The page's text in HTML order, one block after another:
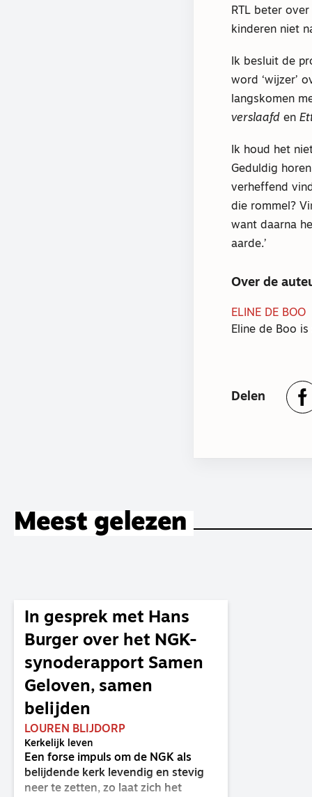
RTL beter
kinderen niet
Ik besluit de
word ‘wijzer’
langskomen
verslaafd en
Ik houd het
Geduldig
verheffend
die rommel?
want daarna
aarde.’
Over de
ELINE DE BOO
Eline de Boo
Delen
Meest gelezen
In gesprek met Hans
Burger over het NGK-
synoderapport Samen
Geloven, samen
belijden
LOUREN BLIJDORP
Kerkelijk leven
Een forse impuls om de NGK als
belijdende kerk levendig en stevig
neer te zetten, zo laat zich het